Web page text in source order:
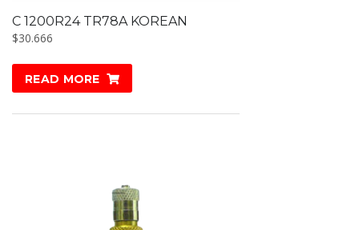
C 1200R24 TR78A KOREAN
$30.666
READ MORE